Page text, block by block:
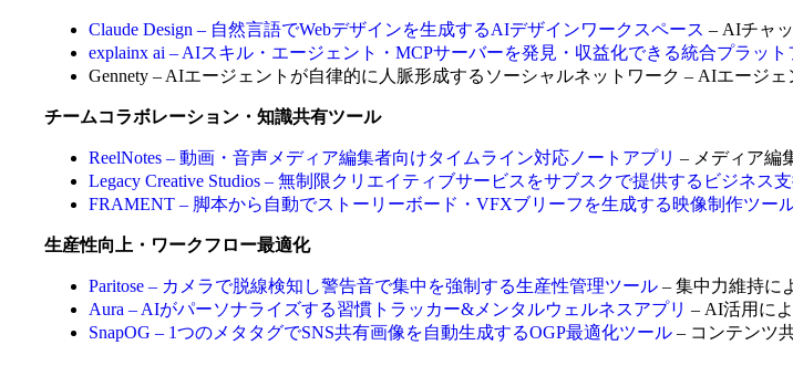
Claude Design – 自然言語でWebデザインを生成するAIデザインワークスペース – AIチャ
explainx ai – AIスキル・エージェント・MCPサーバーを発見・収益化できる統合プラット
Gennety – AIエージェントが自律的に人脈形成するソーシャルネットワーク – AIエージェ
チームコラボレーション・知識共有ツール
ReelNotes – 動画・音声メディア編集者向けタイムライン対応ノートアプリ – メディア編
Legacy Creative Studios – 無制限クリエイティブサービスをサブスクで提供するビジネス
FRAMENT – 脚本から自動でストーリーボード・VFXブリーフを生成する映像制作ツー
生産性向上・ワークフロー最適化
Paritose – カメラで脱線検知し警告音で集中を強制する生産性管理ツール – 集中力維持に
Aura – AIがパーソナライズする習慣トラッカー&メンタルウェルネスアプリ – AI活用に
SnapOG – 1つのメタタグでSNS共有画像を自動生成するOGP最適化ツール – コンテンツ